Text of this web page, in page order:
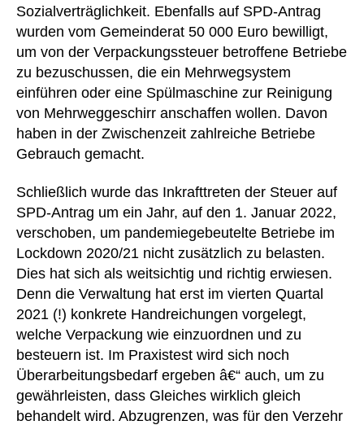
Sozialverträglichkeit. Ebenfalls auf SPD-Antrag
wurden vom Gemeinderat 50 000 Euro bewilligt,
um von der Verpackungssteuer betroffene Betriebe
zu bezuschussen, die ein Mehrwegsystem
einführen oder eine Spülmaschine zur Reinigung
von Mehrweggeschirr anschaffen wollen. Davon
haben in der Zwischenzeit zahlreiche Betriebe
Gebrauch gemacht.
Schließlich wurde das Inkrafttreten der Steuer auf
SPD-Antrag um ein Jahr, auf den 1. Januar 2022,
verschoben, um pandemiegebeutelte Betriebe im
Lockdown 2020/21 nicht zusätzlich zu belasten.
Dies hat sich als weitsichtig und richtig erwiesen.
Denn die Verwaltung hat erst im vierten Quartal
2021 (!) konkrete Handreichungen vorgelegt,
welche Verpackung wie einzuordnen und zu
besteuern ist. Im Praxistest wird sich noch
Überarbeitungsbedarf ergeben â€“ auch, um zu
gewährleisten, dass Gleiches wirklich gleich
behandelt wird. Abzugrenzen, was für den Verzehr